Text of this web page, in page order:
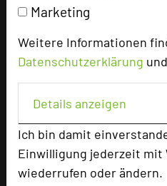
Marketing
Weitere Informationen
Datenschutzerklärung und
Details anzeigen
Ich bin damit
Einwilligung jederzeit
wiederrufen oder ändern.
Hoteldaten
Max. Tagungskapazität
U-Form
Parlamentarisch
Reihenbestuhlung